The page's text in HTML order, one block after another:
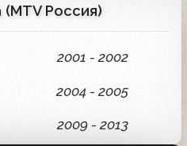
Россия)
2001 - 2002
2004 - 2005
2009 - 2013